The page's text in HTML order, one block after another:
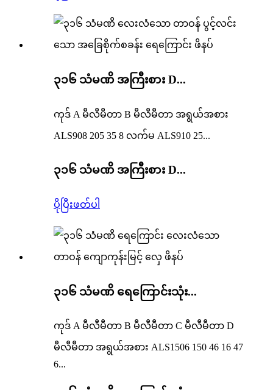
၃၁၆ သံမဏိ အကြီးစား D...
ကုဒ် A မီလီမီတာ B မီလီမီတာ အရွယ်အစား
ALS908 205 35 8 လက်မ ALS910 25...
၃၁၆ သံမဏိ အကြီးစား D...
ပိုပြီးဖတ်ပါ
၃၁၆ သံမဏိ ရေကြောင်းသုံး...
ကုဒ် A မီလီမီတာ B မီလီမီတာ C မီလီမီတာ D
မီလီမီတာ အရွယ်အစား ALS1506 150 46 16 47
6...